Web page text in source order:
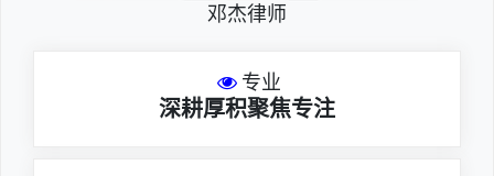
邓杰律师
专业
深耕厚积聚焦专注